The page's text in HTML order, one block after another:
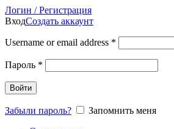
Логин / Регистрация
ВходСоздать аккаунт
Username or email address *
Пароль *
Войти
Забыли пароль?
Запомнить меня